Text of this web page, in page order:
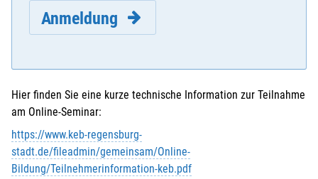
Anmeldung
E-Mail*:
Hier finden Sie eine kurze technische Information zur Teilnahme
am Online-Seminar:
https://www.keb-regensburg-
stadt.de/fileadmin/gemeinsam/Online-
Bildung/Teilnehmerinformation-keb.pdf